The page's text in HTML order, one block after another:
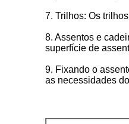
7. Trilhos: Os
8. Assentos e
superfície de
9. Fixando o
as necessidades